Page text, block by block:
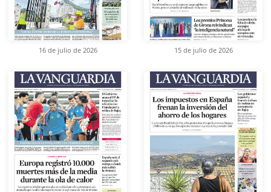
16 de julio de 2026 15 de julio de 2026